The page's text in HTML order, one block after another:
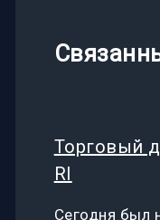
Торговый
RI
Сегодня был